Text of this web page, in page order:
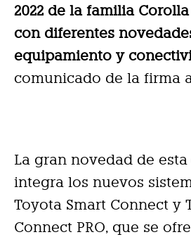
2022 de la familia
con diferentes
equipamiento y
comunicado de la firma
La gran novedad de
integra los nuevos
Toyota Smart Connect y
Connect PRO, que se